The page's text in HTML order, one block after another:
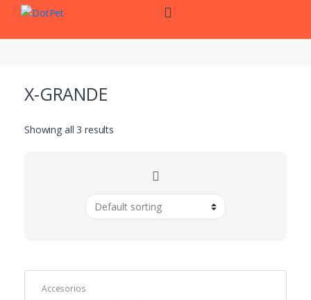
navigation
content
X-GRANDE
Showing all 3 results
Accesorios